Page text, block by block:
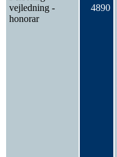
vejledning -
honorar
4890